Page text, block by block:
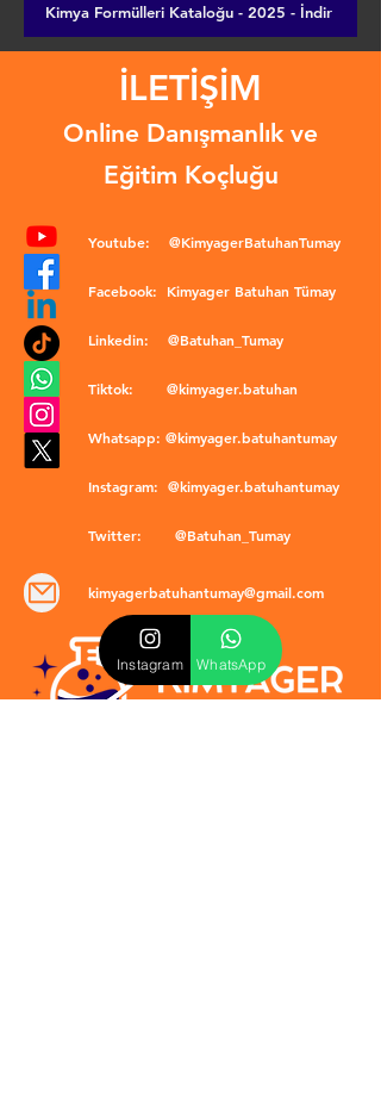
Kimya Formülleri Kataloğu - 2025 - İndir
İLETİŞİM
Online Danışmanlık ve
Eğitim Koçluğu
Youtube: @KimyagerBatuhanTumay
Facebook: Kimyager Batuhan Tümay
Linkedin: @Batuhan_Tumay
Tiktok: @kimyager.batuhan
Whatsapp: @kimyager.batuhantumay
Instagram: @kimyager.batuhantumay
Twitter: @Batuhan_Tumay
kimyagerbatuhantumay@gmail.com
Instagram WhatsApp